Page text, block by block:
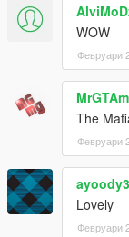
WOW
Февруари
The
Февруари
Lovely
Февруари